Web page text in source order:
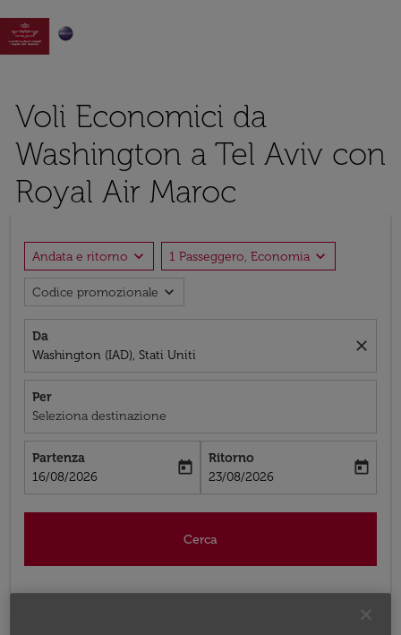

Voli Economici da
Washington a Tel Aviv con
Royal Air Maroc
Andata e ritorno expand_more 1 Passeggero, Economia expand_more
Codice promozionale expand_more
Da
Washington (IAD), Stati Uniti
close
Per
Seleziona destinazione
Partenza
fc-booking-departure-date-aria-label
16/08/2026
today
Ritorno
fc-booking-return-date-aria-label
23/08/2026
today
Cerca